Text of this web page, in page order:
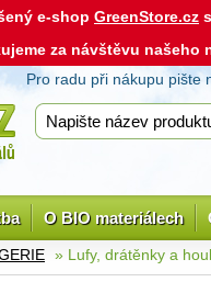
e-shop GreenStore.cz
za návštěvu našeho
Pro radu při nákupu pište
O BIO materiálech
» Lufy, drátěnky a